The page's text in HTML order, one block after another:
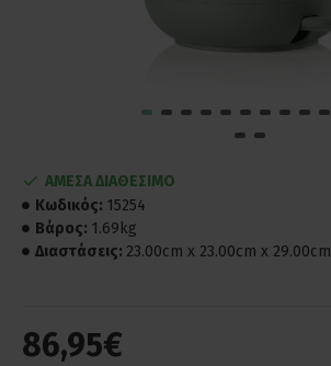
86,95€
ΑΜΕΣΑ ΔΙΑΘΕΣΙΜΟ
Κωδικός: 15254
Βάρος: 1.69kg
Διαστάσεις: 23.00cm x 23.00cm x 29.00cm